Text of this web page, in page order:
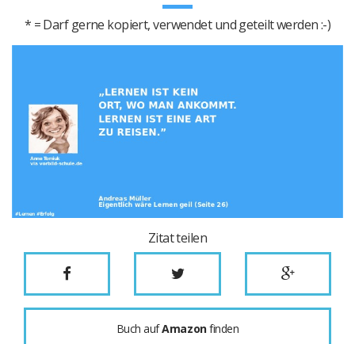
* = Darf gerne kopiert, verwendet und geteilt werden :-)
Zitat teilen
Buch aufAmazonfinden